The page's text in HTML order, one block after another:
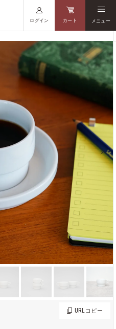
ログイン カート メニュー
URL コピー